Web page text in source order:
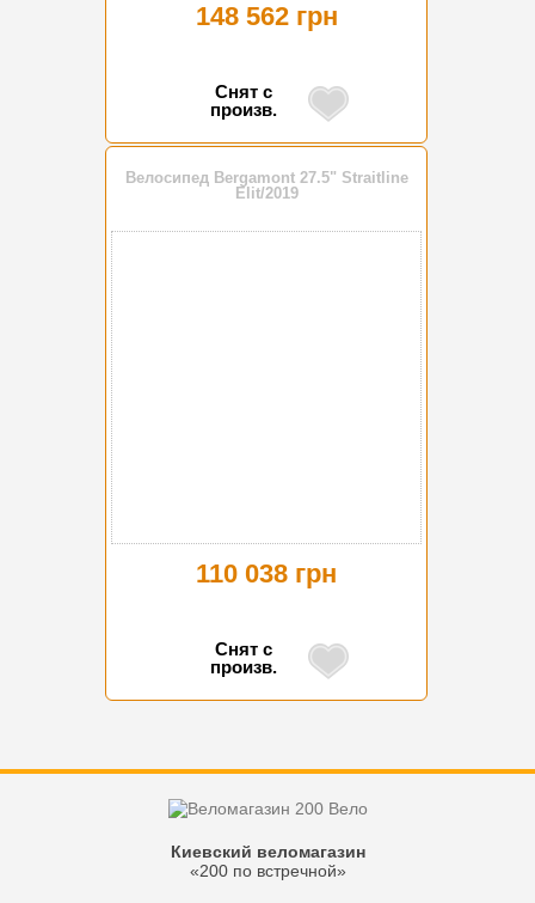
148 562 грн
Снят с
произв.
Велосипед Bergamont 27.5" Straitline
Elit/2019
110 038 грн
Снят с
произв.
Киевский веломагазин
«200 по встречной»